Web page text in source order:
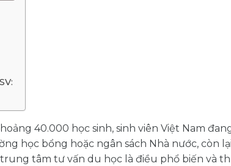
40.000 học sinh, sinh viên Việt Nam
học bổng hoặc ngân sách Nhà nước, còn
tâm tư vấn du học là điều phổ biến và